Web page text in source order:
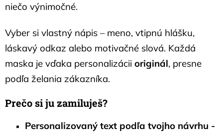
niečo výnimočné.
Vyber si vlastný nápis – meno, vtipnú hlášku,
láskavý odkaz alebo motivačné slová. Každá
maska je vďaka personalizácii originál, presne
podľa želania zákazníka.
Prečo si ju zamiluješ?
Personalizovaný text podľa tvojho návrhu -